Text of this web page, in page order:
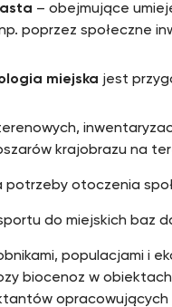
– obejmujące
poprzez społeczne
miejska jest
krajobrazu na
potrzeby otoczenia
do miejskich baz
populacjami i
biocenoz w